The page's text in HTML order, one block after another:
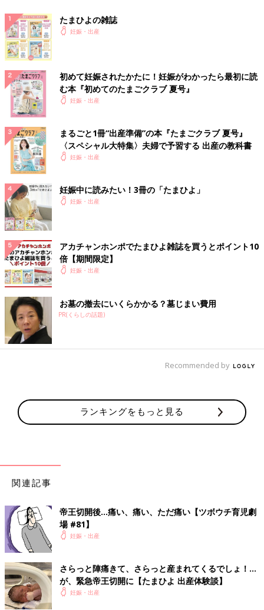
たまひよの雑誌
妊娠・出産
初めて妊娠されたかたに！妊娠がわかったら最初に読
む本『初めてのたまごクラブ 夏号』
妊娠・出産
まるごと1冊“出産準備”の本『たまごクラブ 夏号』
〈スペシャル大特集〉夫婦で予習する 出産の教科書
妊娠・出産
妊娠中に読みたい！3冊の「たまひよ」
妊娠・出産
アカチャンホンポでたまひよ雑誌を買うとポイント10
倍【期間限定】
妊娠・出産
お墓の撤去にいくらかかる？墓じまい費用
PR(くらしの話題)
Recommended by
ランキングをもっと見る
関連記事
帝王切開後…痛い、痛い、ただ痛い【ツボウチ育児劇
場 #81】
妊娠・出産
さらっと陣痛きて、さらっと産まれてくるでしょ！…
が、緊急帝王切開に【たまひよ 出産体験談】
妊娠・出産